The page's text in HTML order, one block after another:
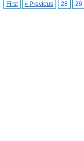
First « Previous 28 29